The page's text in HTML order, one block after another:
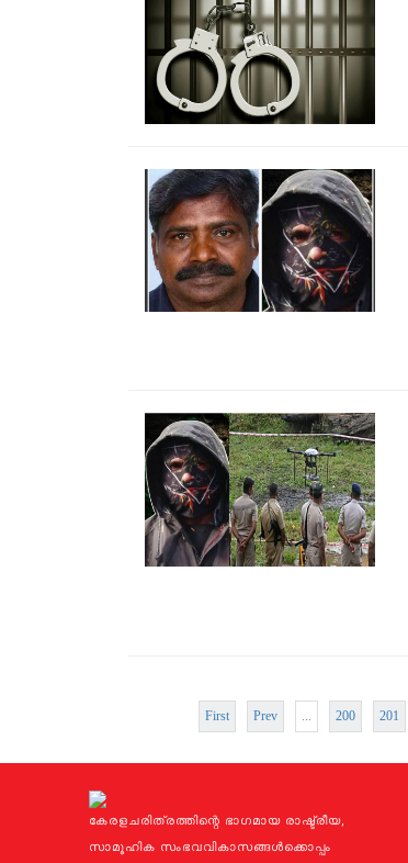
First Prev ... 200 201
കേരളചരിത്രത്തിന്റെ ഭാഗമായ രാഷ്ട്രീയ,
സാമൂഹിക സംഭവവികാസങ്ങള്‍ക്കൊപ്പം